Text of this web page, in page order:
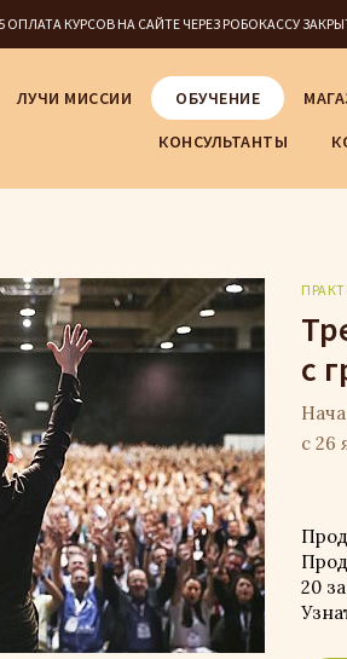
ОПЛАТА КУРСОВ НА САЙТЕ ЧЕРЕЗ РОБОКАССУ
ЛУЧИ МИССИИ ОБУЧЕНИЕ
КОНСУЛЬТАНТЫ
с
с 26
20